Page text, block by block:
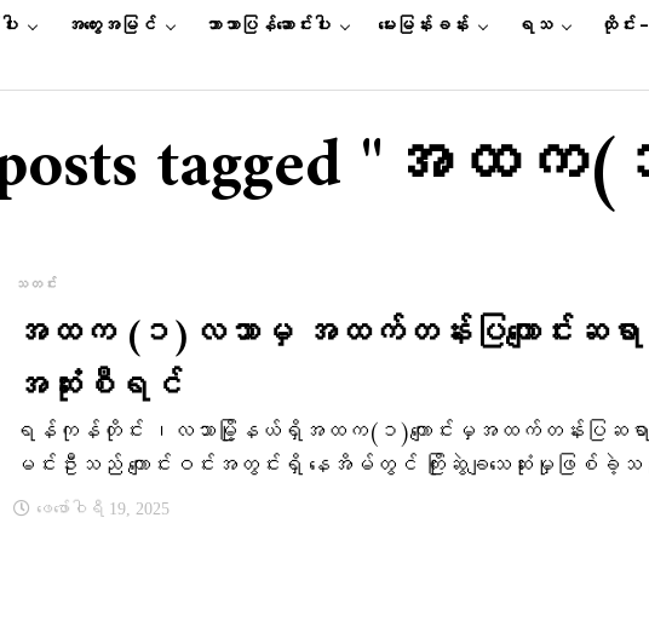
ါး အတွေးအမြင် ဘာသာပြန်ဆောင်းပါး မေးမြန်းခန်း ရသ ထိုင်း
tagged "အထက
သတင်း
အထက (၁)လသာမှ ​အထက်တန်းပြ​ကျောင်းဆရာ
အဆုံးစီရင်
ရန်ကုန်တိုင်း ၊လသာမြို့နယ်ရှိအထက(၁)ကျောင်းမှအထက်တန်းပြဆရာဦ
မင်းဦးသည် ကျောင်းဝင်းအတွင်းရှိ နေအိမ်တွင် ကြိုးဆွဲချသေဆုံးမှုဖြစ်ခဲ့
ဖေ‌ဖော်ဝါရီ 19, 2025